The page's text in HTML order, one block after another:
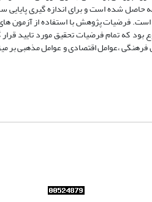
حاصل شده است و برای اندازه گیری
فرضیات پژوهش با استفاده از آزمون
بود که تمام فرضیات تحقیق مورد تایید
،عوامل اقتصادی و عوامل مذهبی بر